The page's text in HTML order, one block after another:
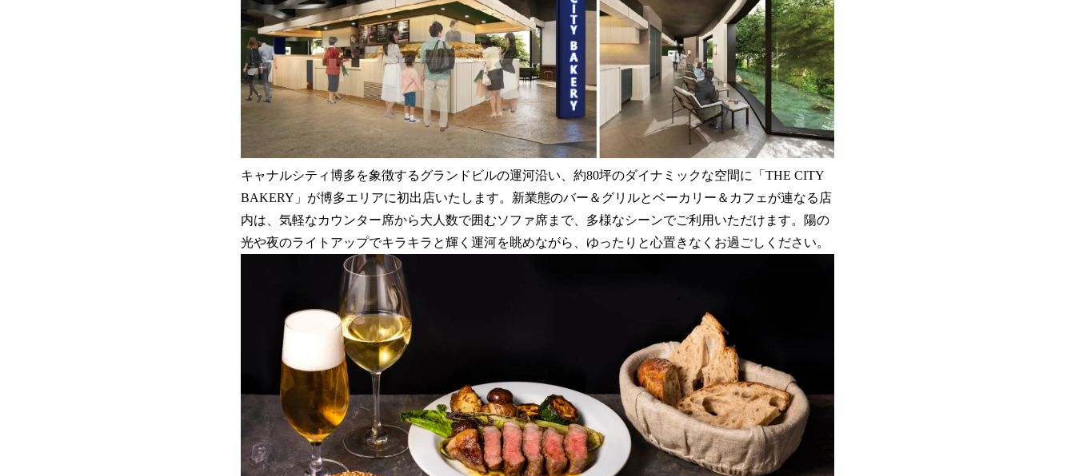
込
み
中
で
す
キャナルシティ博多を象徴するグランドビルの運河沿い、約80坪のダイナミックな空間に「THE CITY
BAKERY」が博多エリアに初出店いたします。新業態のバー＆グリルとベーカリー＆カフェが連なる店
内は、気軽なカウンター席から大人数で囲むソファ席まで、多様なシーンでご利用いただけます。陽の
光や夜のライトアップでキラキラと輝く運河を眺めながら、ゆったりと心置きなくお過ごしください。